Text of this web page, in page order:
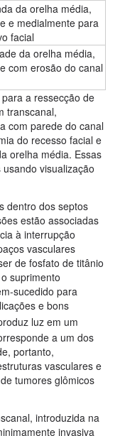
da orelha média,
e medialmente para
facial
da orelha média,
com erosão do canal
a ressecção de
transcanal,
com parede do canal
do recesso facial e
orelha média. Essas
visualização
dentro dos septos
estão associadas
à interrupção
vasculares
de fosfato de titânio
suprimento
sucedido para
e bons
luz em um
a um dos
portanto,
vasculares e
tumores glômicos
introduzida na
invasiva